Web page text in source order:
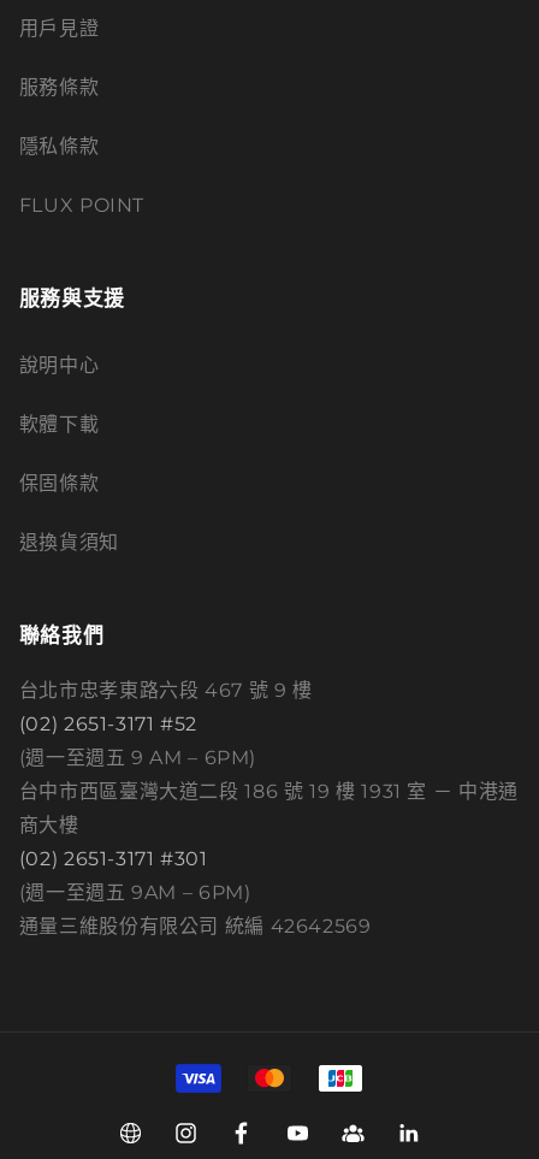
用戶見證
服務條款
隱私條款
FLUX POINT
服務與支援
說明中心
軟體下載
保固條款
退換貨須知
聯絡我們
台北市忠孝東路六段 467 號 9 樓
(02) 2651-3171 #52
(週一至週五 9 AM – 6PM)
台中市西區臺灣大道二段 186 號 19 樓 1931 室 － 中港通
商大樓
(02) 2651-3171 #301
(週一至週五 9AM – 6PM)
通量三維股份有限公司 統編 42642569
Web InstagramFacebookYouTubeGroup Linkedin